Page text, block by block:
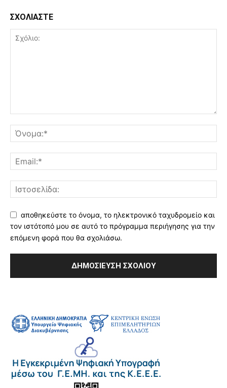
ΣΧΟΛΙΑΣΤΕ
αποθηκεύστε το όνομα, το ηλεκτρονικό ταχυδρομείο και
τον ιστότοπό μου σε αυτό το πρόγραμμα περιήγησης για την
επόμενη φορά που θα σχολιάσω.